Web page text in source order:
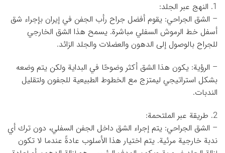
1. النهج عبر الجلد:
– الشق الجراحي: يقوم أفضل جراح رأب الجفن في إيران بإجراء شق
أسفل خط الرموش السفلي مباشرة. يسمح هذا الشق الخارجي
للجراح بالوصول إلى الدهون والعضلات والجلد الزائد.
– الرؤية: يكون هذا الشق أكثر وضوحًا في البداية ولكن يتم وضعه
بشكل استراتيجي ليمتزج مع الخطوط الطبيعية للجفون ولتقليل
الندبات.
2. طريقة عبر الملتحمة:
– الشق الجراحي: يتم إجراء الشق داخل الجفن السفلي، دون ترك أي
ندبة خارجية مرئية. يتم اختيار هذا الأسلوب عادةً عندما لا تكون